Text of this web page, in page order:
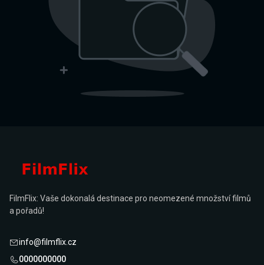
FilmFlix: Vaše dokonalá destinace pro neomezené množství filmů
a pořadů!
info@filmflix.cz
0000000000